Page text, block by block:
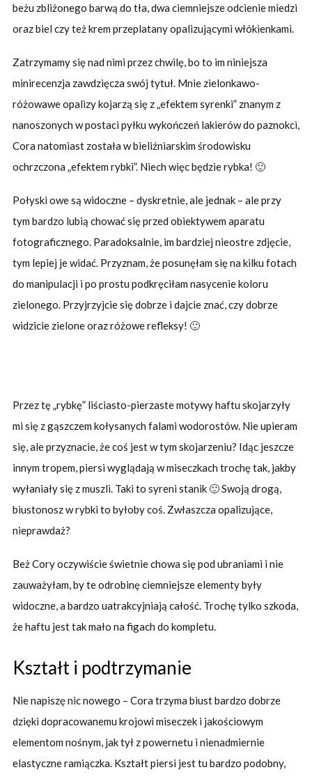
beżu zbliżonego barwą do tła, dwa ciemniejsze odcienie miedzi
oraz biel czy też krem przeplatany opalizującymi włókienkami.
Zatrzymamy się nad nimi przez chwilę, bo to im niniejsza
minirecenzja zawdzięcza swój tytuł. Mnie zielonkawo-
różowawe opalizy kojarzą się z „efektem syrenki” znanym z
nanoszonych w postaci pyłku wykończeń lakierów do paznokci,
Cora natomiast została w bieliźniarskim środowisku
ochrzczona „efektem rybki”. Niech więc będzie rybka! 🙂
Połyski owe są widoczne – dyskretnie, ale jednak – ale przy
tym bardzo lubią chować się przed obiektywem aparatu
fotograficznego. Paradoksalnie, im bardziej nieostre zdjęcie,
tym lepiej je widać. Przyznam, że posunęłam się na kilku fotach
do manipulacji i po prostu podkręciłam nasycenie koloru
zielonego. Przyjrzyjcie się dobrze i dajcie znać, czy dobrze
widzicie zielone oraz różowe refleksy! 🙂
Przez tę „rybkę” liściasto-pierzaste motywy haftu skojarzyły
mi się z gąszczem kołysanych falami wodorostów. Nie upieram
się, ale przyznacie, że coś jest w tym skojarzeniu? Idąc jeszcze
innym tropem, piersi wyglądają w miseczkach trochę tak, jakby
wyłaniały się z muszli. Taki to syreni stanik 🙂 Swoją drogą,
biustonosz w rybki to byłoby coś. Zwłaszcza opalizujące,
nieprawdaż?
Beż Cory oczywiście świetnie chowa się pod ubraniami i nie
zauważyłam, by te odrobinę ciemniejsze elementy były
widoczne, a bardzo uatrakcyjniają całość. Trochę tylko szkoda,
że haftu jest tak mało na figach do kompletu.
Kształt i podtrzymanie
Nie napiszę nic nowego – Cora trzyma biust bardzo dobrze
dzięki dopracowanemu krojowi miseczek i jakościowym
elementom nośnym, jak tył z powernetu i nienadmiernie
elastyczne ramiączka. Kształt piersi jest tu bardzo podobny,